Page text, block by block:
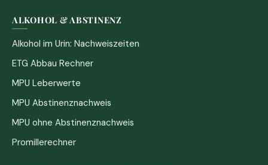
ALKOHOL & ABSTINENZ
Alkohol im Urin: Nachweiszeiten
ETG Abbau Rechner
MPU Leberwerte
MPU Abstinenznachweis
MPU ohne Abstinenznachweis
Promillerechner